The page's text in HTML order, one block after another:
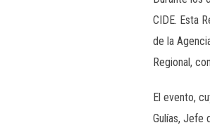
CIDE. Esta
de la
Regional,
El evento,
Gulías, Jefe